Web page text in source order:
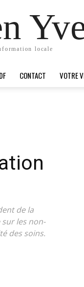
locale
CONTACT VOTRE
de la
les non-
des soins.